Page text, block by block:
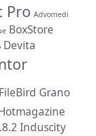
Pro Advomedi
BoxStore
Devita
FileBird Grano
Induscity